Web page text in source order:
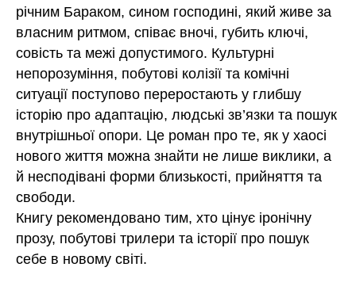
річним Бараком, сином господині, який живе за
власним ритмом, співає вночі, губить ключі,
совість та межі допустимого. Культурні
непорозуміння, побутові колізії та комічні
ситуації поступово переростають у глибшу
історію про адаптацію, людські зв’язки та пошук
внутрішньої опори. Це роман про те, як у хаосі
нового життя можна знайти не лише виклики, а
й несподівані форми близькості, прийняття та
свободи.
Книгу рекомендовано тим, хто цінує іронічну
прозу, побутові трилери та історії про пошук
себе в новому світі.